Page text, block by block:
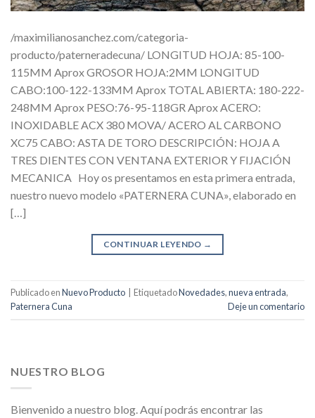
/maximilianosanchez.com/categoria-
producto/paterneradecuna/ LONGITUD HOJA: 85-100-
115MM Aprox GROSOR HOJA:2MM LONGITUD
CABO:100-122-133MM Aprox TOTAL ABIERTA: 180-222-
248MM Aprox PESO:76-95-118GR Aprox ACERO:
INOXIDABLE ACX 380 MOVA/ ACERO AL CARBONO
XC75 CABO: ASTA DE TORO DESCRIPCIÓN: HOJA A
TRES DIENTES CON VENTANA EXTERIOR Y FIJACIÓN
MECANICA Hoy os presentamos en esta primera entrada,
nuestro nuevo modelo «PATERNERA CUNA», elaborado en
[…]
CONTINUAR LEYENDO →
Publicado enNuevo Producto EtiquetadoNovedades,nueva entrada,
Paternera Cuna
Deje un comentario
NUESTRO BLOG
Bienvenido a nuestro blog. Aquí podrás encontrar las